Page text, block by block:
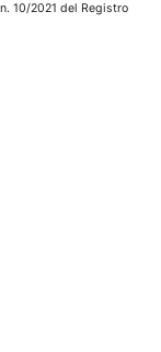
10/2021 del Registro